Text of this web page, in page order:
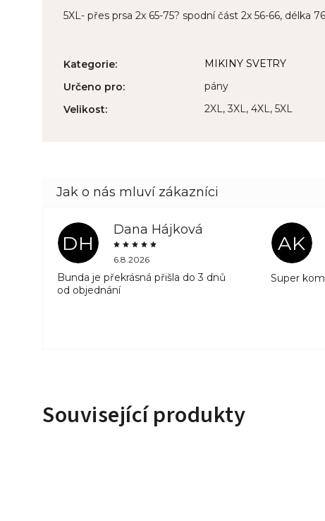
5XL- přes prsa 2x 65-75? spodní část 2x 56-66, délka
Kategorie:
MIKINY SVETRY
Určeno pro:
pány
Velikost: 2XL, 3XL, 4XL, 5XL
DH
Dana Hájková
6.8.2026
Bunda je překrásná přišla do 3 dnů
od objednání
AK
Super
Související produkty